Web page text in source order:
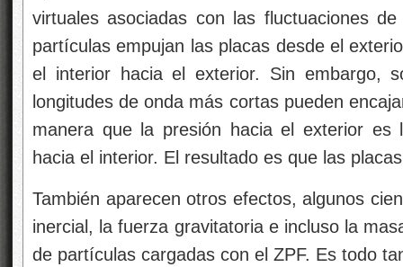
virtuales asociadas con las fluctuaciones
partículas empujan las placas desde el
el interior hacia el exterior. Sin embargo,
longitudes de onda más cortas pueden
manera que la presión hacia el exterior es
hacia el interior. El resultado es que las
También aparecen otros efectos, algunos
inercial, la fuerza gravitatoria e incluso la
de partículas cargadas con el ZPF. Es todo